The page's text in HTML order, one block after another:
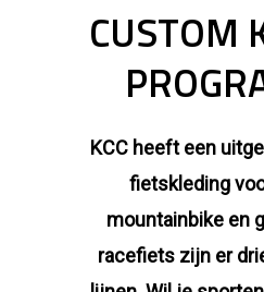
CUSTOM
KCC heeft een
fietskleding
mountainbike en
racefiets zijn er